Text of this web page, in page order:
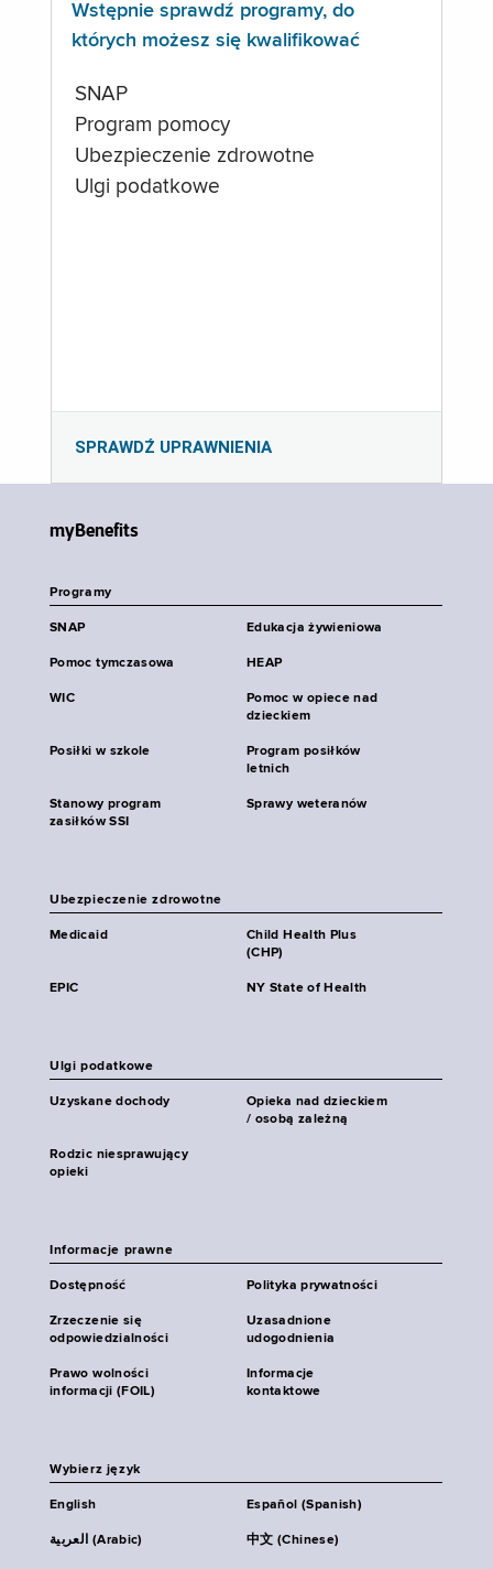
Wstępnie sprawdź programy, do
których możesz się kwalifikować
SNAP
Program pomocy
Ubezpieczenie zdrowotne
Ulgi podatkowe
SPRAWDŹ UPRAWNIENIA
myBenefits
Programy
SNAP Edukacja żywieniowa
Pomoc tymczasowa HEAP
WIC
Pomoc w opiece nad
dzieckiem
Posiłki w szkole
Program posiłków
letnich
Stanowy program
zasiłków SSI
Sprawy weteranów
Ubezpieczenie zdrowotne
Medicaid
Child Health Plus
(CHP)
EPIC NY State of Health
Ulgi podatkowe
Uzyskane dochody
Opieka nad dzieckiem
/ osobą zależną
Rodzic niesprawujący
opieki
Informacje prawne
Dostępność Polityka prywatności
Zrzeczenie się
odpowiedzialności
Uzasadnione
udogodnienia
Prawo wolności
informacji (FOIL)
Informacje
kontaktowe
Wybierz język
English Español (Spanish)
العربية (Arabic) 中文 (Chinese)